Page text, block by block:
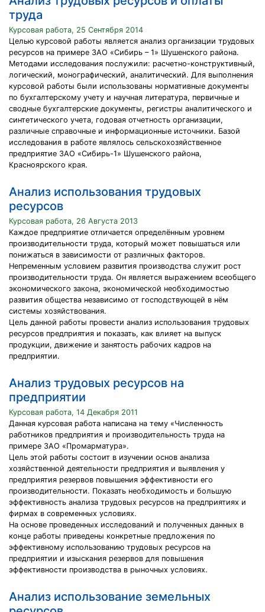
труда
Курсовая работа, 25 Сентября 2014
Целью курсовой работы является анализ организации трудовых
ресурсов на примере ЗАО «Сибирь – 1» Шушенского района.
Методами исследования послужили: расчетно-конструктивный,
логический, монографический, аналитический. Для выполнения
курсовой работы были использованы нормативные документы
по бухгалтерскому учету и научная литература, первичные и
сводные бухгалтерские документы, регистры аналитического и
синтетического учета, годовая отчетность организации,
различные справочные и информационные источники. Базой
исследования в работе являлось сельскохозяйственное
предприятие ЗАО «Сибирь-1» Шушенского района,
Красноярского края.
Анализ использования трудовых
ресурсов
Курсовая работа, 26 Августа 2013
Каждое предприятие отличается определённым уровнем
производительности труда, который может повышаться или
понижаться в зависимости от различных факторов.
Непременным условием развития производства служит рост
производительности труда. Он является выражением всеобщего
экономического закона, экономической необходимостью
развития общества независимо от господствующей в нём
системы хозяйствования.
Цель данной работы провести анализ использования трудовых
ресурсов предприятия и показать, как влияет на выпуск
продукции, движение и занятость рабочих кадров на
предприятии.
Анализ трудовых ресурсов на
предприятии
Курсовая работа, 14 Декабря 2011
Данная курсовая работа написана на тему «Численность
работников предприятия и производительность труда на
примере ЗАО «Промарматура».
Цель этой работы состоит в изучении основ анализа
хозяйственной деятельности предприятия и выявления у
предприятия резервов повышения эффективности его
производительности. Показать необходимость и большую
эффективность анализа трудовых ресурсов на предприятиях и
фирмах в современных условиях.
На основе проведенных исследований и полученных данных в
конце работы приведены конкретные предложения по
эффективному использованию трудовых ресурсов на
предприятии и изыскания резервов для повышения
эффективности производства в рыночных условиях.
Анализ использование земельных